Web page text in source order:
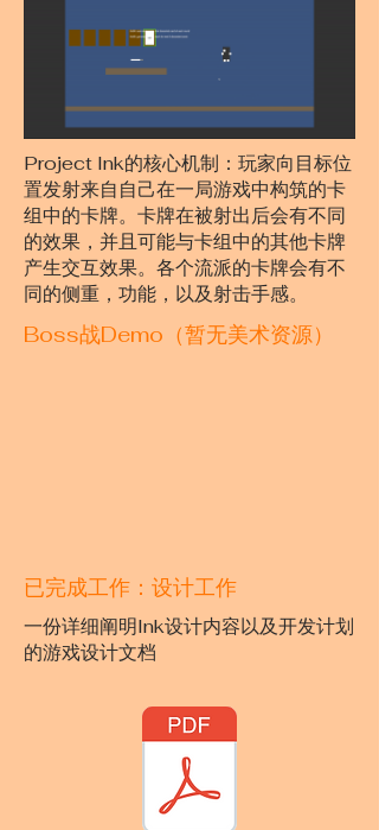
Project Ink的核心机制：玩家向目标位
置发射来自自己在一局游戏中构筑的卡
组中的卡牌。卡牌在被射出后会有不同
的效果，并且可能与卡组中的其他卡牌
产生交互效果。各个流派的卡牌会有不
同的侧重，功能，以及射击手感。
Boss战Demo（暂无美术资源）
​已完成工作：设计工作
一份详细阐明Ink设计内容以及开发计划
的游戏设计文档